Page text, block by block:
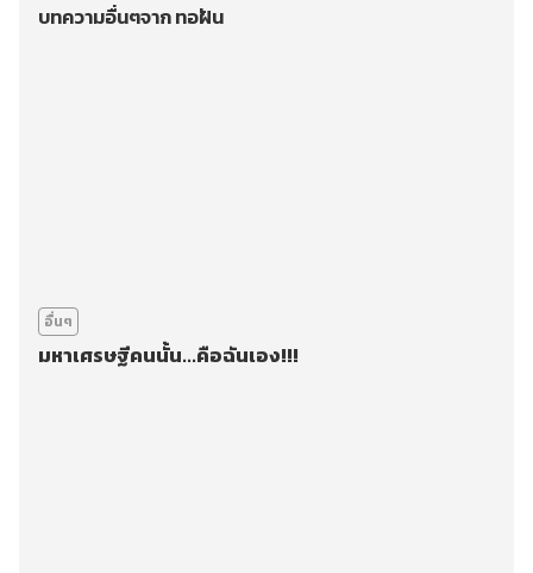
บทความอื่นๆจาก ทอฝัน
อื่นๆ
มหาเศรษฐีคนนั้น...คือฉันเอง!!!